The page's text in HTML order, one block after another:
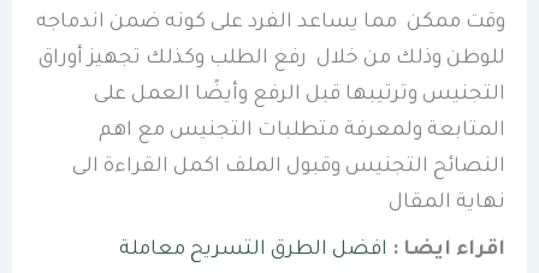
وقت ممكن مما يساعد الفرد على كونه ضمن اندماجه
للوطن وذلك من خلال رفع الطلب وكذلك تجهيز أوراق
التجنيس وترتيبها قبل الرفع وأيضًا العمل على
المتابعة ولمعرفة متطلبات التجنيس مع اهم
النصائح التجنيس وقبول الملف اكمل القراءة الى
نهاية المقال
اقراء ايضا : افضل الطرق التسريح معاملة